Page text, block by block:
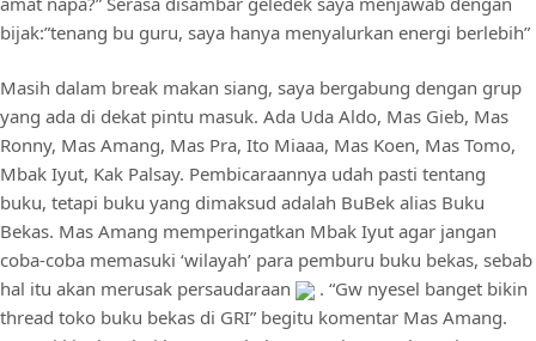
bijak:”tenang bu guru, saya hanya menyalurkan energi berlebih”
Masih dalam break makan siang, saya bergabung dengan grup
yang ada di dekat pintu masuk. Ada Uda Aldo, Mas Gieb, Mas
Ronny, Mas Amang, Mas Pra, Ito Miaaa, Mas Koen, Mas Tomo,
Mbak Iyut, Kak Palsay. Pembicaraannya udah pasti tentang
buku, tetapi buku yang dimaksud adalah BuBek alias Buku
Bekas. Mas Amang memperingatkan Mbak Iyut agar jangan
coba-coba memasuki ‘wilayah’ para pemburu buku bekas, sebab
hal itu akan merusak persaudaraan
. “Gw nyesel banget bikin
thread toko buku bekas di GRI” begitu komentar Mas Amang.